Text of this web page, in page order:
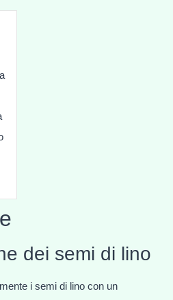
dei semi di lino
i semi di lino con un